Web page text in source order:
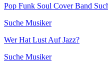
Pop Funk Soul Cover Band
Suche Musiker
Wer Hat Lust Auf Jazz?
Suche Musiker